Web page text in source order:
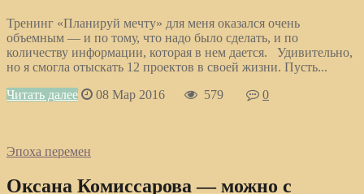
Тренинг «Планируй мечту» для меня оказался очень
объемным — и по тому, что надо было сделать, и по
количеству информации, которая в нем дается. Удивительно,
но я смогла отыскать 12 проектов в своей жизни. Пусть...
Читать далее
08 Мар 2016 579 0
Эпоха перемен
Оксана Комиссарова — можно с